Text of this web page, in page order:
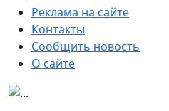
Реклама на сайте
Контакты
Сообщить новость
О сайте